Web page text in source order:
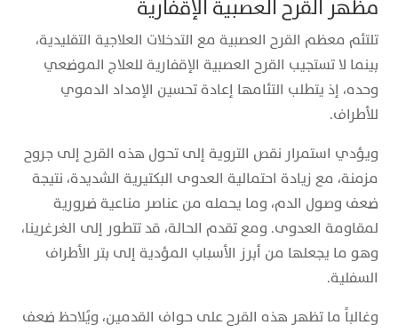
مظهر القرح العصبية الإقفارية
تلتئم معظم القرح العصبية مع التدخلات العلاجية التقليدية،
بينما لا تستجيب القرح العصبية الإقفارية للعلاج الموضعي
وحده، إذ يتطلب التئامها إعادة تحسين الإمداد الدموي
للأطراف.
ويؤدي استمرار نقص التروية إلى تحول هذه القرح إلى جروح
مزمنة، مع زيادة احتمالية العدوى البكتيرية الشديدة، نتيجة
ضعف وصول الدم، وما يحمله من عناصر مناعية ضرورية
لمقاومة العدوى. ومع تقدم الحالة، قد تتطور إلى الغرغرينا،
وهو ما يجعلها من أبرز الأسباب المؤدية إلى بتر الأطراف
السفلية.
وغالباً ما تظهر هذه القرح على حواف القدمين، ويُلاحظ ضعف